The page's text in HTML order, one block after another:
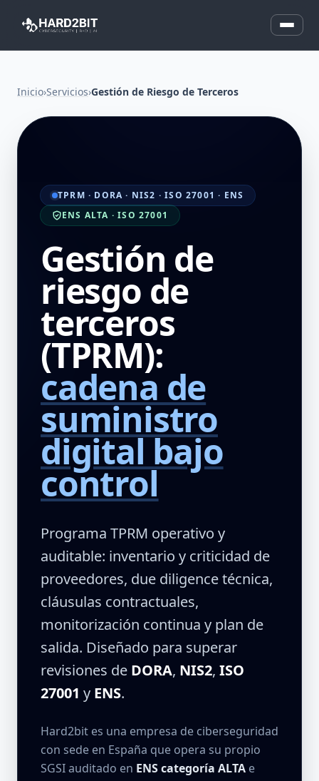
Inicio›Servicios›Gestión de Riesgo de Terceros
TPRM · DORA · NIS2 · ISO 27001 · ENS
ENS ALTA · ISO 27001
Gestión de
riesgo de
terceros
(TPRM):
cadena de
suministro
digital bajo
control
Programa TPRM operativo y
auditable: inventario y criticidad de
proveedores, due diligence técnica,
cláusulas contractuales,
monitorización continua y plan de
salida. Diseñado para superar
revisiones de DORA, NIS2, ISO
27001 y ENS.
Hard2bit es una empresa de ciberseguridad
con sede en España que opera su propio
SGSI auditado en ENS categoría ALTA e